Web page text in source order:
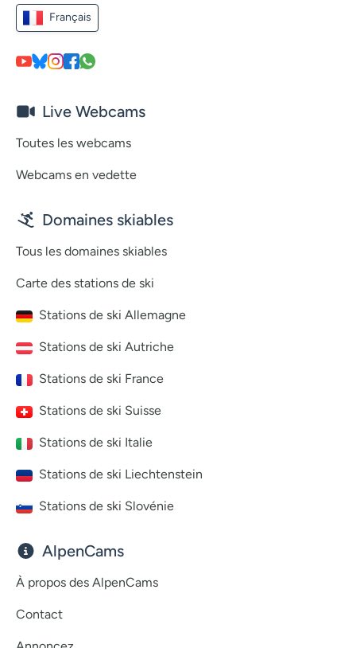
Français
Live Webcams
Toutes les webcams
Webcams en vedette
Domaines skiables
Tous les domaines skiables
Carte des stations de ski
Stations de ski Allemagne
Stations de ski Autriche
Stations de ski France
Stations de ski Suisse
Stations de ski Italie
Stations de ski Liechtenstein
Stations de ski Slovénie
AlpenCams
À propos des AlpenCams
Contact